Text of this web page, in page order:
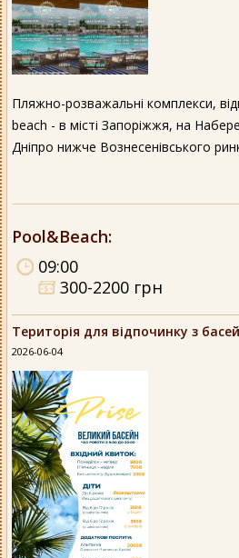
Пляжно-розважальні комплекси,
beach - в місті Запоріжжя, на
Дніпро нижче Вознесенівського
Pool&Beach:
09:00
300-2200 грн
Територія для відпочинку з
2026-06-04